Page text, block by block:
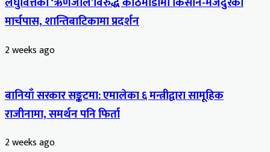
मार्चपास, शान्तिबाटिकामा प्रदर्शन
2 weeks ago
बानियाँ सरकार सङ्कटमा: एमालेका ६ मन्त्रीद्वारा सामूहिक
राजीनामा, समर्थन पनि फिर्ता
2 weeks ago